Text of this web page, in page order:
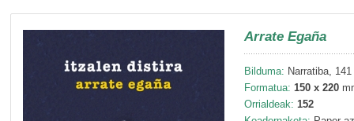
Arrate Egaña
Bilduma: Narratiba, 141
Formatua: 150 x 220
Orrialdeak: 152